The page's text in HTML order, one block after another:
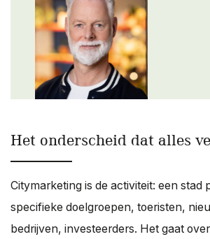
Het onderscheid dat alles
Citymarketing is de activiteit: een stad
specifieke doelgroepen, toeristen,
bedrijven, investeerders. Het gaat